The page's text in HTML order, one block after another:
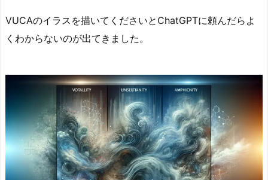
VUCAのイラスを描いてくださいとChatGPTに頼んだらよ
くわからないのが出てきました。